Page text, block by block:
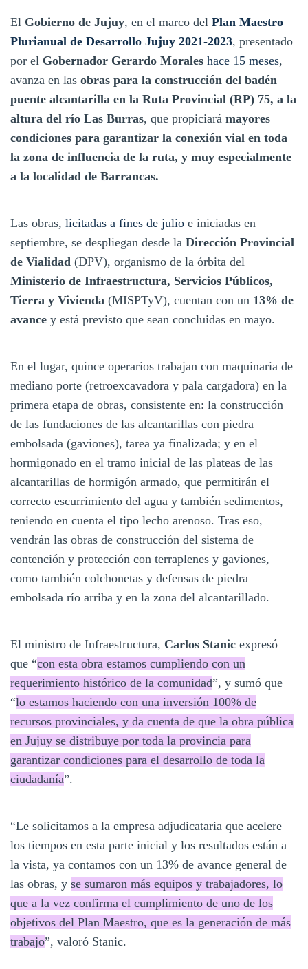
El Gobierno de Jujuy, en el marco del Plan Maestro
Plurianual de Desarrollo Jujuy 2021-2023, presentado
por el Gobernador Gerardo Morales hace 15 meses,
avanza en las obras para la construcción del badén
puente alcantarilla en la Ruta Provincial (RP) 75, a la
altura del río Las Burras, que propiciará mayores
condiciones para garantizar la conexión vial en toda
la zona de influencia de la ruta, y muy especialmente
a la localidad de Barrancas.
Las obras, licitadas a fines de julio e iniciadas en
septiembre, se despliegan desde la Dirección Provincial
de Vialidad (DPV), organismo de la órbita del
Ministerio de Infraestructura, Servicios Públicos,
Tierra y Vivienda (MISPTyV), cuentan con un 13% de
avance y está previsto que sean concluidas en mayo.
En el lugar, quince operarios trabajan con maquinaria de
mediano porte (retroexcavadora y pala cargadora) en la
primera etapa de obras, consistente en: la construcción
de las fundaciones de las alcantarillas con piedra
embolsada (gaviones), tarea ya finalizada; y en el
hormigonado en el tramo inicial de las plateas de las
alcantarillas de hormigón armado, que permitirán el
correcto escurrimiento del agua y también sedimentos,
teniendo en cuenta el tipo lecho arenoso. Tras eso,
vendrán las obras de construcción del sistema de
contención y protección con terraplenes y gaviones,
como también colchonetas y defensas de piedra
embolsada río arriba y en la zona del alcantarillado.
El ministro de Infraestructura, Carlos Stanic expresó
que “con esta obra estamos cumpliendo con un
requerimiento histórico de la comunidad”, y sumó que
“lo estamos haciendo con una inversión 100% de
recursos provinciales, y da cuenta de que la obra pública
en Jujuy se distribuye por toda la provincia para
garantizar condiciones para el desarrollo de toda la
ciudadanía”.
“Le solicitamos a la empresa adjudicataria que acelere
los tiempos en esta parte inicial y los resultados están a
la vista, ya contamos con un 13% de avance general de
las obras, y se sumaron más equipos y trabajadores, lo
que a la vez confirma el cumplimiento de uno de los
objetivos del Plan Maestro, que es la generación de más
trabajo”, valoró Stanic.